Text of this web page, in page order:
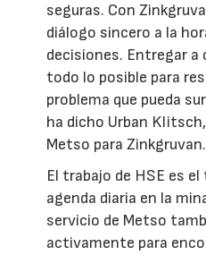
seguras. Con
diálogo sincero a la
decisiones. Entregar
todo lo posible para
problema que pueda
ha dicho Urban
Metso para Zinkgruvan.
El trabajo de HSE es
agenda diaria en la
servicio de Metso
activamente para